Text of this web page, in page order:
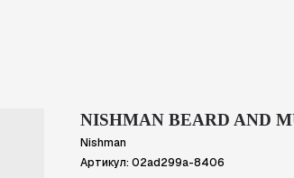
NISHMAN BEARD AND
Nishman
Артикул: 02ad299a-8406